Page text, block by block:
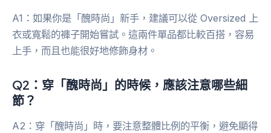
A1：如果你是「醜時尚」新手，建議可以從 Oversized 上
衣或寬鬆的褲子開始嘗試。這兩件單品都比較百搭，容易
上手，而且也能很好地修飾身材。
Q2：穿「醜時尚」的時候，應該注意哪些細
節？
A2：穿「醜時尚」時，要注意整體比例的平衡，避免顯得